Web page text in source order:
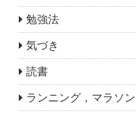
勉強法
気づき
読書
ランニング，マラソン